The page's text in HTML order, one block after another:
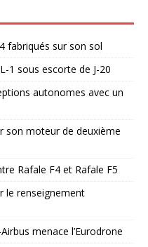
fabriqués sur son sol
1 sous escorte de J-20
autonomes avec un
son moteur de deuxième
Rafale F4 et Rafale F5
le renseignement
menace l’Eurodrone